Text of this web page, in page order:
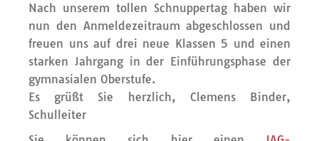
Nach unserem tollen Schnuppertag haben wir
nun den Anmeldezeitraum abgeschlossen und
freuen uns auf drei neue Klassen 5 und einen
starken Jahrgang in der Einführungsphase der
gymnasialen Oberstufe.
Es grüßt Sie herzlich, Clemens Binder,
Schulleiter